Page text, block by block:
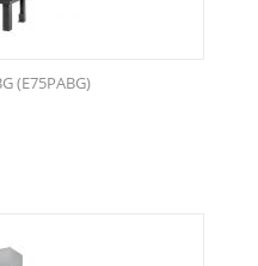
(E75PABG)